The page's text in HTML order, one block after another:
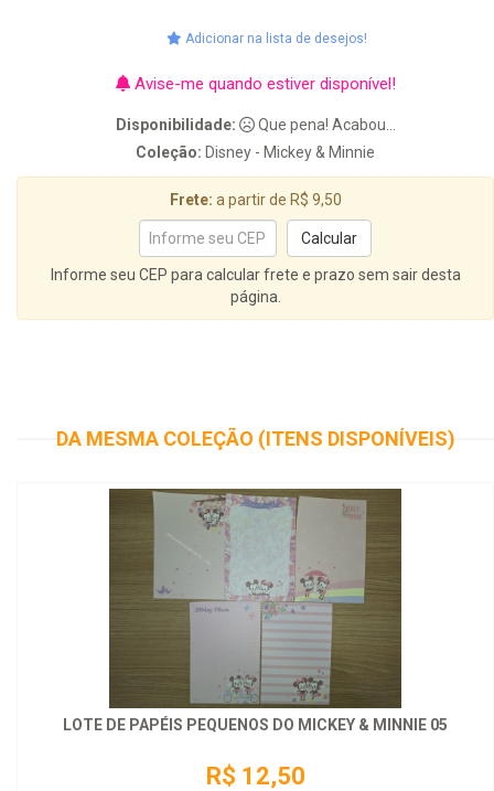
Adicionar na lista de desejos!
Avise-me quando estiver disponível!
Disponibilidade:
Que pena! Acabou...
Coleção: Disney - Mickey & Minnie
Frete: a partir de R$ 9,50
Informe seu CEP para calcular frete e prazo sem sair desta
página.
DA MESMA COLEÇÃO (ITENS DISPONÍVEIS)
LOTE DE PAPÉIS PEQUENOS DO MICKEY & MINNIE 05
R$ 12,50